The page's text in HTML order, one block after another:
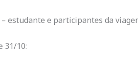
– estudante e participantes da
31/10: